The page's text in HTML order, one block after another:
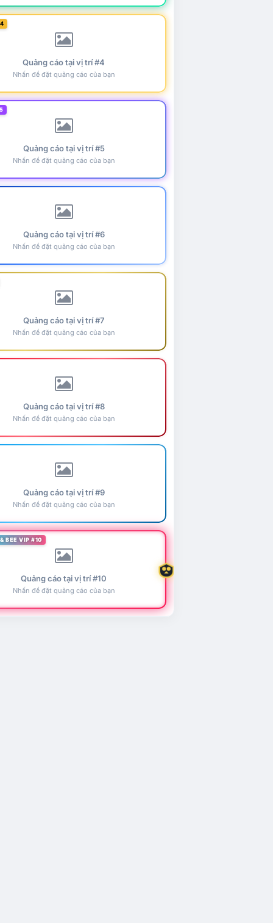
Quảng cáo tại vị trí #4
Nhấn để đặt quảng cáo của bạn
Quảng cáo tại vị trí #5
Nhấn để đặt quảng cáo của bạn
Quảng cáo tại vị trí #6
Nhấn để đặt quảng cáo của bạn
Quảng cáo tại vị trí #7
Nhấn để đặt quảng cáo của bạn
Quảng cáo tại vị trí #8
Nhấn để đặt quảng cáo của bạn
Quảng cáo tại vị trí #9
Nhấn để đặt quảng cáo của bạn
BEE VIP #10
Quảng cáo tại vị trí #10
Nhấn để đặt quảng cáo của bạn